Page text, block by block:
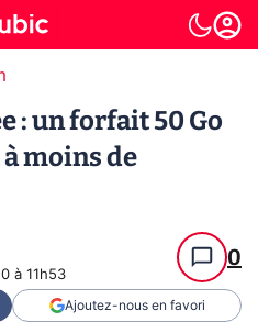
: un forfait 50 Go
moins de
à 11h53
0
Ajoutez-nous en favori